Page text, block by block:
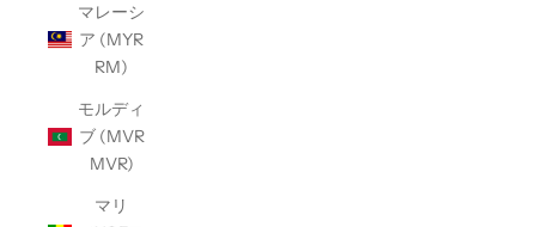
マレーシ
ア (MYR
RM)
モルディ
ブ (MVR
MVR)
マリ